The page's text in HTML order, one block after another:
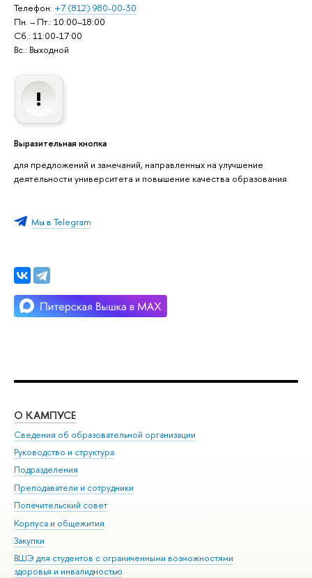
Телефон: +7 (812) 980-00-30
Пн. – Пт.: 10:00–18:00
Сб.: 11:00-17:00
Вс.: Выходной
Выразительная кнопка
для предложений и замечаний, направленных на улучшение
деятельности университета и повышение качества образования
Мы в Telegram
О КАМПУСЕ
Сведения об образовательной организации
Руководство и структура
Подразделения
Преподаватели и сотрудники
Попечительский совет
Корпуса и общежития
Закупки
ВШЭ для студентов с ограниченными возможностями
здоровья и инвалидностью